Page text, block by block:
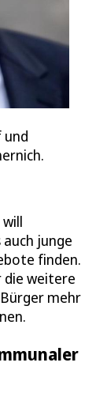
und
junge
finden.
die weitere
mehr